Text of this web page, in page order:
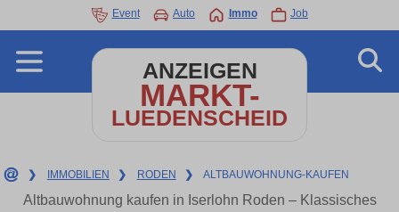
Event Auto Immo Job
ANZEIGEN
MARKT-
LUEDENSCHEID
❯ IMMOBILIEN ❯ RODEN ❯ ALTBAUWOHNUNG-KAUFEN
Altbauwohnung kaufen in Iserlohn Roden – Klassisches